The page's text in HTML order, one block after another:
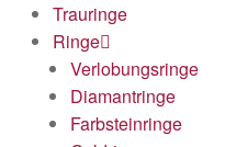
Trauringe
Ringe
Verlobungsringe
Diamantringe
Farbsteinringe